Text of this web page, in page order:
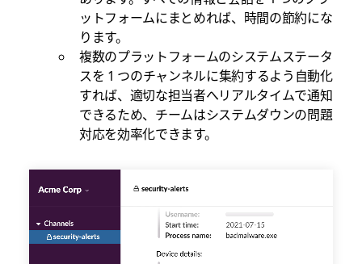
ットフォームにまとめれば、時間の節約にな
ります。
複数のプラットフォームのシステムステータ
スを 1 つのチャンネルに集約するよう自動化
すれば、適切な担当者へリアルタイムで通知
できるため、チームはシステムダウンの問題
対応を効率化できます。